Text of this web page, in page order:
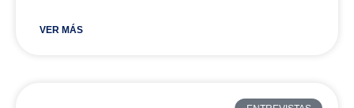
VER MÁS